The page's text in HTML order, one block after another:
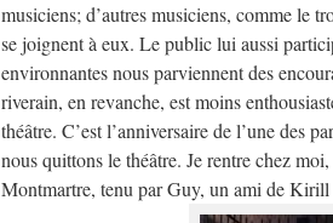
musiciens; d’autres musiciens, comme le
se joignent à eux. Le public lui aussi
environnantes nous parviennent des
riverain, en revanche, est moins
théâtre. C’est l’anniversaire de l’une des
nous quittons le théâtre. Je rentre chez
Montmartre, tenu par Guy, un ami de Kirill